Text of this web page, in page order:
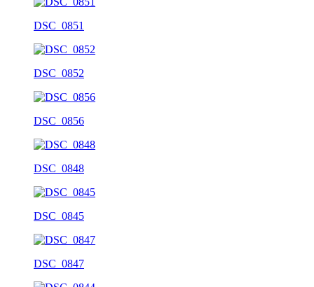
DSC_0851
DSC_0852
DSC_0856
DSC_0848
DSC_0845
DSC_0847